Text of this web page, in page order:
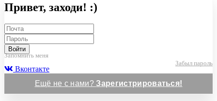
Привет, заходи! :)
Войти
Запомнить меня
Забыл пароль
Вконтакте
Ещё не с нами?Зарегистрироваться!